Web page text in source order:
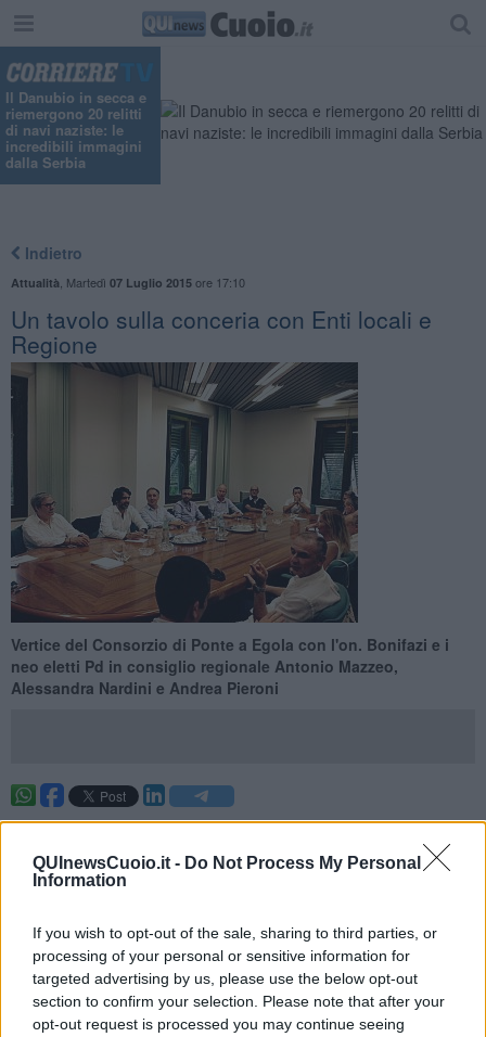
QUInewsCuoio.it - Do Not Process My Personal
Information
If you wish to opt-out of the sale, sharing to third parties, or
processing of your personal or sensitive information for
targeted advertising by us, please use the below opt-out
section to confirm your selection. Please note that after your
opt-out request is processed you may continue seeing
Il Danubio in secca e
riemergono 20 relitti
di navi naziste: le
incredibili immagini
dalla Serbia
Indietro
Attualità Martedì 07 Luglio 2015ore 17:10
Un tavolo sulla conceria con Enti locali e
Regione
Vertice del Consorzio di Ponte a Egola con l'on. Bonifazi e i
neo eletti Pd in consiglio regionale Antonio Mazzeo,
Alessandra Nardini e Andrea Pieroni
SAN MINIATO —Un tavolo per la conceria, partecipato dagli enti
locali e dalla Regione che sia un ponte operativo con il governo
centrale.
Consorzio Conciatori
di Ponte a Egola guidato da Michele
Matteoli. L'iniziativa ha visto la partecipazione dell'onorevole
Francesco Bonifazi, tesoriere nazionale del Pd, del sindaco di San
Miniato Vittorio Gabbanini e dei neo eletti in consiglio regionale
Antonio Mazzeo, Alessandra Nardini e Andrea Pieroni.